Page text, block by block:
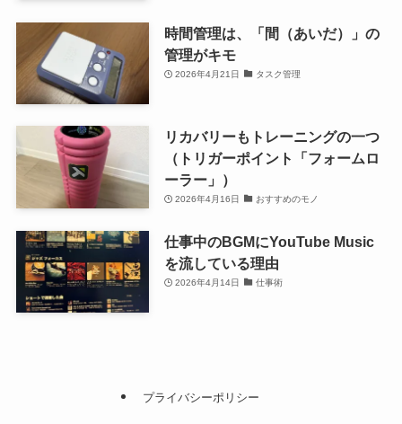
時間管理は、「間（あいだ）」の
管理がキモ
2026年4月21日 タスク管理
リカバリーもトレーニングの一つ
（トリガーポイント「フォームロ
ーラー」）
2026年4月16日 おすすめのモノ
仕事中のBGMにYouTube Music
を流している理由
2026年4月14日 仕事術
プライバシーポリシー